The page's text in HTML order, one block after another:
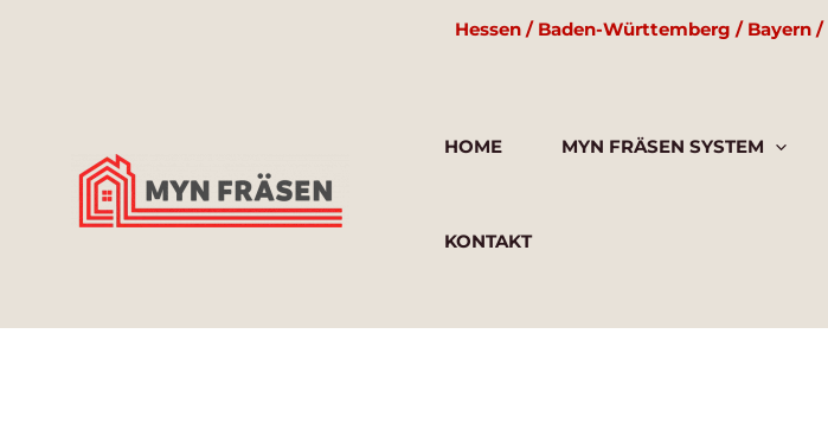
Hessen / Baden-Württemberg / Bayern
HOME MYN FRÄSEN SYSTEM
KONTAKT